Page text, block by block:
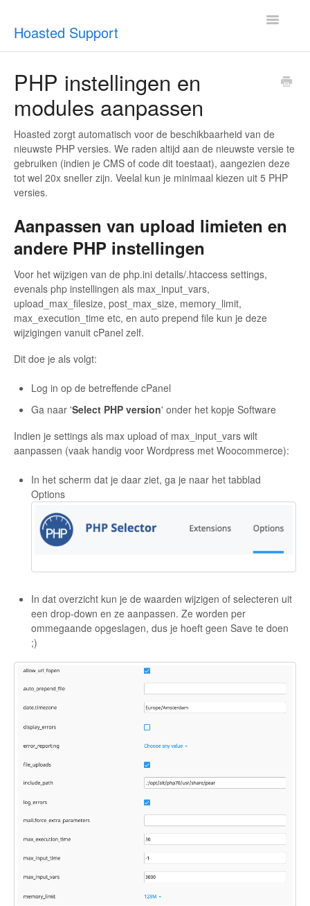
Hoasted Support
Toggle
Optimaliseren & debuggen
Reseller & developer
Klantenpaneel →
Hoasted.com →
PHP instellingen en
modules aanpassen
Hoasted zorgt automatisch voor de beschikbaarheid van de
nieuwste PHP versies. We raden altijd aan de nieuwste versie te
gebruiken (indien je CMS of code dit toestaat), aangezien deze
tot wel 20x sneller zijn. Veelal kun je minimaal kiezen uit 5 PHP
versies.
Aanpassen van upload limieten en
andere PHP instellingen
Voor het wijzigen van de php.ini details/.htaccess settings,
evenals php instellingen als max_input_vars,
upload_max_filesize, post_max_size, memory_limit,
max_execution_time etc, en auto prepend file kun je deze
wijzigingen vanuit cPanel zelf.
Dit doe je als volgt:
Log in op de betreffende cPanel
Ga naar 'Select PHP version' onder het kopje Software
Indien je settings als max upload of max_input_vars wilt
aanpassen (vaak handig voor Wordpress met Woocommerce):
In het scherm dat je daar ziet, ga je naar het tabblad
Options
In dat overzicht kun je de waarden wijzigen of selecteren uit
een drop-down en ze aanpassen. Ze worden per
ommegaande opgeslagen, dus je hoeft geen Save te doen
;)